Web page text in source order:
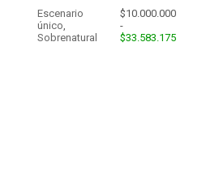
Escenario
único,
Sobrenatural
$10.000.000
-
$33.583.175